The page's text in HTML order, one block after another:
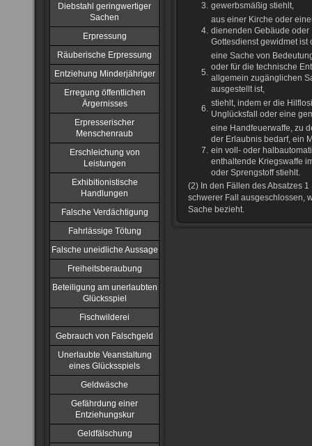
Diebstahl geringwertiger
Sachen
Erpressung
Räuberische Erpressung
Entziehung Minderjähriger
Erregung öffentlichen
Ärgernisses
Erpresserischer
Menschenraub
Erschleichung von
Leistungen
Exhibitionistische
Handlungen
Falsche Verdächtigung
Fahrlässige Tötung
Falsche uneidliche Aussage
Freiheitsberaubung
Beteiligung am unerlaubten
Glücksspiel
Fischwilderei
Gebrauch von Falschgeld
Unerlaubte Veanstaltung
eines Glücksspiels
Geldwäsche
Gefährdung einer
Entziehungskur
Geldfälschung
3. gewerbsmäßig stiehlt,
4.
aus einer Kirche oder
dienenden Gebäude oder
Gottesdienst gewidmet
5.
eine Sache von
oder für die technische
allgemein zugänglichen
ausgestellt ist,
6.
stiehlt, indem er die
Unglücksfall oder eine
7.
eine Handfeuerwaffe, zu
der Erlaubnis bedarf, ein
ein voll- oder
enthaltende Kriegswaffe
oder Sprengstoff stiehlt.
(2) In den Fällen des Absatzes
schwerer Fall ausgeschlossen,
Sache bezieht.